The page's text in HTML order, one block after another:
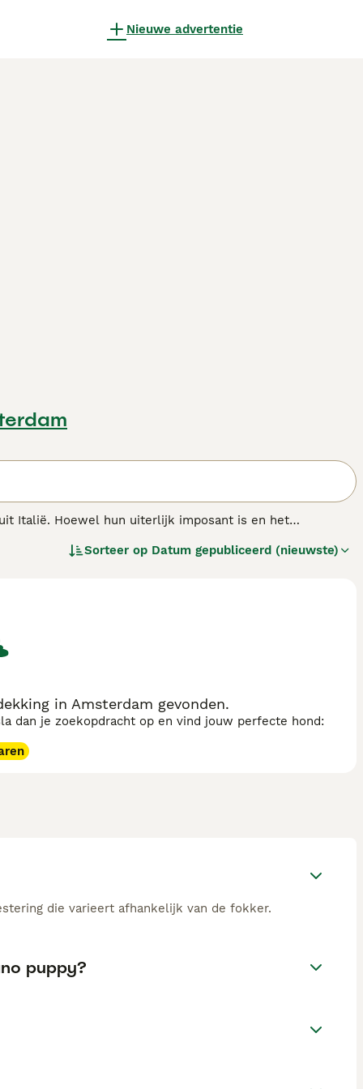
Nieuwe advertentie
Italië. Hoewel hun uiterlijk imposant is en het
Sorteer op Datum gepubliceerd (nieuwste)
in Amsterdam gevonden.
dan je zoekopdracht op en vind jouw perfecte hond:
die varieert afhankelijk van de fokker.
puppy?